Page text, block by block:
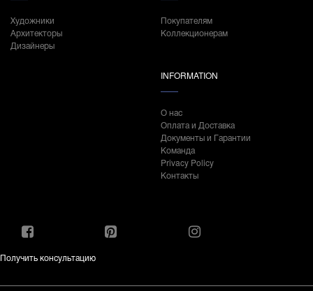
Художники
Архитекторы
Дизайнеры
Покупателям
Коллекционерам
INFORMATION
О нас
Оплата и Доставка
Документы и Гарантии
Команда
Privacy Policy
Контакты
Получить консультацию